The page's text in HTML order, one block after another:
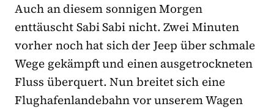
Auch an diesem sonnigen Morgen
enttäuscht Sabi Sabi nicht. Zwei Minuten
vorher noch hat sich der Jeep über schmale
Wege gekämpft und einen ausgetrockneten
Fluss überquert. Nun breitet sich eine
Flughafenlandebahn vor unserem Wagen